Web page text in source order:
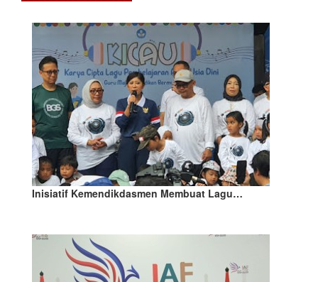
Inisiatif Kemendikdasmen Membuat Lagu…